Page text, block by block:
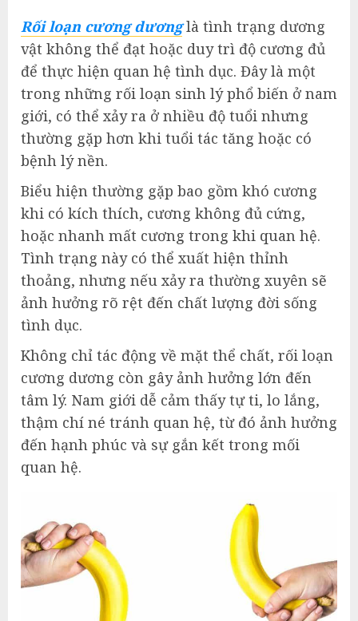
Rối loạn cương dươnglà tình trạng dương
vật không thể đạt hoặc duy trì độ cương đủ
để thực hiện quan hệ tình dục. Đây là một
trong những rối loạn sinh lý phổ biến ở nam
giới, có thể xảy ra ở nhiều độ tuổi nhưng
thường gặp hơn khi tuổi tác tăng hoặc có
bệnh lý nền.
Biểu hiện thường gặp bao gồm khó cương
khi có kích thích, cương không đủ cứng,
hoặc nhanh mất cương trong khi quan hệ.
Tình trạng này có thể xuất hiện thỉnh
thoảng, nhưng nếu xảy ra thường xuyên sẽ
ảnh hưởng rõ rệt đến chất lượng đời sống
tình dục.
Không chỉ tác động về mặt thể chất, rối loạn
cương dương còn gây ảnh hưởng lớn đến
tâm lý. Nam giới dễ cảm thấy tự ti, lo lắng,
thậm chí né tránh quan hệ, từ đó ảnh hưởng
đến hạnh phúc và sự gắn kết trong mối
quan hệ.